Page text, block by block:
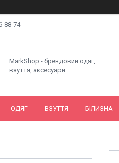
88-74
MarkShop - брендовий одяг,
взуття, аксесуари
ОДЯГ ВЗУТТЯ БІЛИЗНА